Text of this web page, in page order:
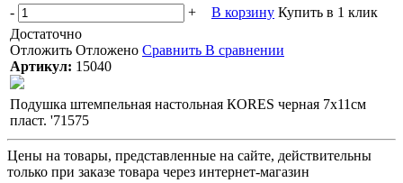
-
+ В корзину Купить в 1 клик
Достаточно
Отложить Отложено Сравнить В сравнении
Артикул: 15040
Подушка штемпельная настольная КORES черная 7х11см
пласт. '71575
Цены на товары, представленные на сайте, действительны
только при заказе товара через интернет-магазин